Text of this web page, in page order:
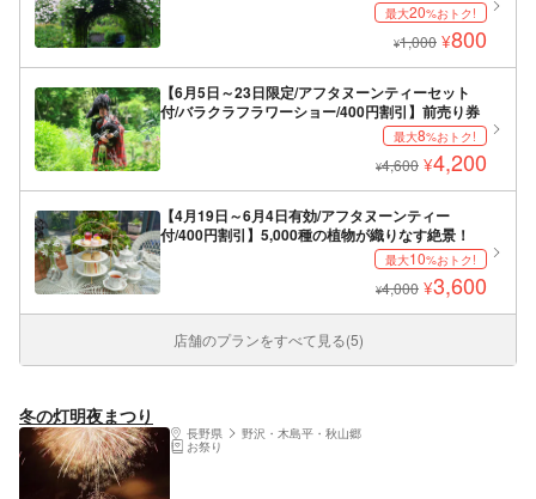
最大20%おトク!
¥1,000 ¥800
【6月5日～23日限定/アフタヌーンティーセット
付/バラクラフラワーショー/400円割引】前売り券
最大8%おトク!
¥4,600 ¥4,200
【4月19日～6月4日有効/アフタヌーンティー
付/400円割引】5,000種の植物が織りなす絶景！
最大10%おトク!
¥4,000 ¥3,600
店舗のプランをすべて見る(5)
冬の灯明夜まつり
長野県 野沢・木島平・秋山郷
お祭り